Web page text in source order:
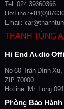
Tel: 024 39360366
HotLine
Email:
THANH TÙNG
Hi-End Audio
No 60 Trần Đình Xu,
ZIP 70000
Hotline: Mr. Long
Phòng Bảo